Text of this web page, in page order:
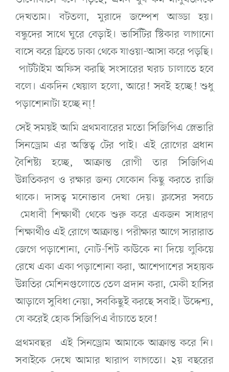
দেখতাম। বটতলা, মুরাদে জম্পেশ আড্ডা হয়।
বন্ধুদের সাথে ঘুরে বেড়াই। ভার্সিটির স্টিকার লাগানো
বাসে করে ফ্রিতে ঢাকা থেকে যাওয়া-আসা করে পড়ছি।
পার্টটাইম অফিস করছি সংসারের খরচ চালাতে হবে
বলে। একদিন খেয়াল হলো, আরে! সবই হচ্ছে! শুধু
পড়াশোনাটা হচ্ছে না্!
সেই সময়ই আমি প্রথমবারের মতো সিজিপিএ স্লেভারি
সিনড্রোম এর অস্তিত্ব টের পাই। এই রোগের প্রধান
বৈশিষ্ট্য হচ্ছে, আক্রান্ত রোগী তার সিজিপিএ
উন্নতিকরণ ও রক্ষার জন্য যেকোন কিছু করতে রাজি
থাকে। দাসত্ব মনোভাব দেখা দেয়। ক্লাসের সবচে
মেধাবী শিক্ষার্থী থেকে শুরু করে একজন সাধারণ
শিক্ষার্থীও এই রোগে আক্রান্ত। পরীক্ষার আগে সারারাত
জেগে পড়াশোনা, নোট-শিট কাউকে না দিয়ে লুকিয়ে
রেখে একা একা পড়াশোনা করা, আশেপাশের সহায়ক
উন্নতির মেশিনগুলোতে তেল প্রদান করা, মেকী হাসির
আড়ালে সুবিধা নেয়া, সবকিছুই করছে সবাই। উদ্দেশ্য,
যে করেই হোক সিজিপিএ বাঁচাতে হবে!
প্রথমবছর এই সিনড্রোম আমাকে আক্রান্ত করে নি।
সবাইকে দেখে আমার খারাপ লাগতো। ২য় বছরের